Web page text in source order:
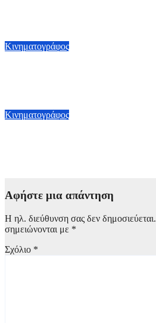
Κινηματογράφος
Κινηματογράφος
Αφήστε μια απάντηση
Η ηλ. διεύθυνση σας δεν δημοσιεύεται.
σημειώνονται με *
Σχόλιο *